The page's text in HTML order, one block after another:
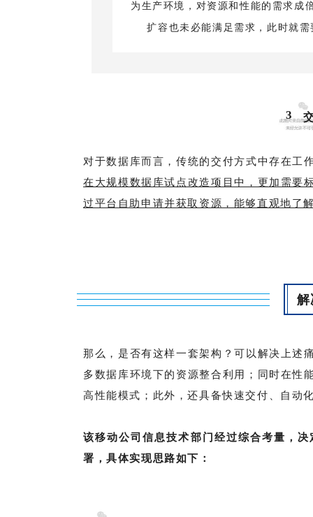
为生产环境，对资源和性能的需求成
扩容也未必能满足需求，此时就
3
对于数据库而言，传统的交付方式中存在工
在大规模数据库试点改造项目中，更加需要
过平台自助申请并获取资源，能够直观地了
那么，是否有这样一套架构？可以解决上述
多数据库环境下的资源整合利用；同时在性
高性能模式；此外，还具备快速交付、自动
该移动公司信息技术部门经过综合考量，
署，具体实现思路如下：